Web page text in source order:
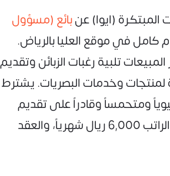
(ايوا) عنبائع (مسؤول
كامل في موقع العليا بالرياض.
تلبية رغبات الزبائن وتقديم
لمنتجات وخدمات البصريات. يشترط
ومتحمساً وقادراً على تقديم
خدمة عملاء فعالة. الراتب 6,000 ريال شهرياً، والعقد